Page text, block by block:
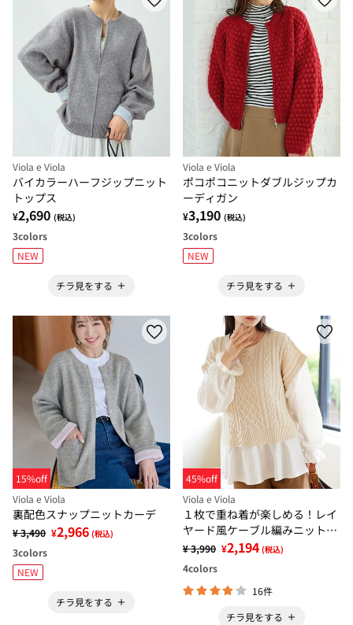
Viola e Viola
バイカラーハーフジップニット
トップス
¥2,690 (税込)
3colors
NEW
チラ見をする
Viola e Viola
ポコポコニットダブルジップカ
ーディガン
¥3,190 (税込)
3colors
NEW
チラ見をする
15%off
Viola e Viola
裏配色スナップニットカーデ
¥ 3,490 ¥2,966 (税込)
3colors
NEW
チラ見をする
45%off
Viola e Viola
１枚で重ね着が楽しめる！レイ
ヤード風ケーブル編みニットト
ップス
¥ 3,990 ¥2,194 (税込)
4colors
16件
チラ見をする